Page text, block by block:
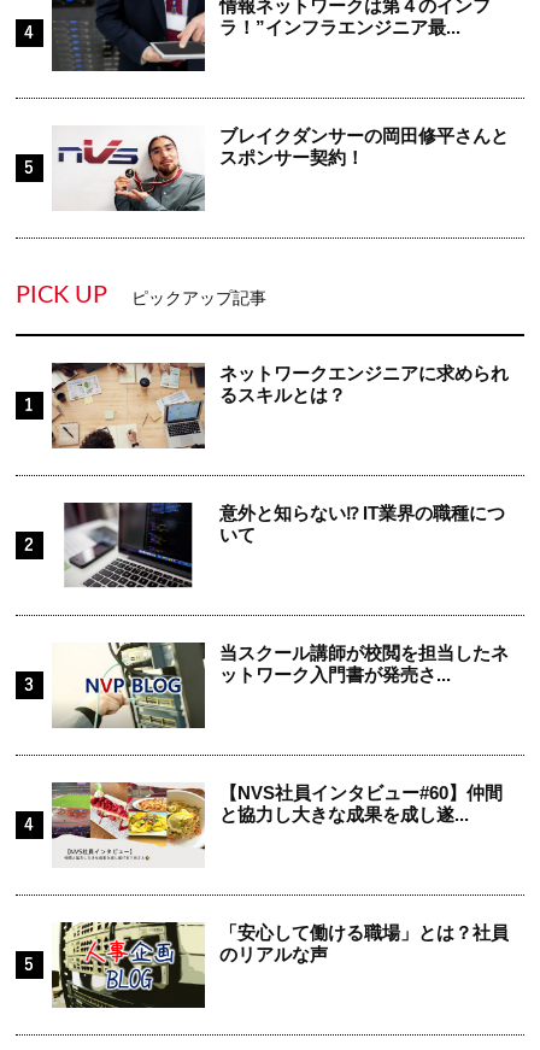
情報ネットワークは第４のインフ
ラ！”インフラエンジニア最...
ブレイクダンサーの岡田修平さんと
スポンサー契約！
PICK UP ピックアップ記事
ネットワークエンジニアに求められ
るスキルとは？
意外と知らない⁉ IT業界の職種につ
いて
当スクール講師が校閲を担当したネ
ットワーク入門書が発売さ...
【NVS社員インタビュー#60】仲間
と協力し大きな成果を成し遂...
「安心して働ける職場」とは？社員
のリアルな声